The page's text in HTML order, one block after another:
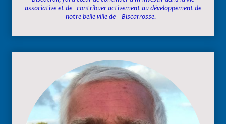
associative et de contribuer activement au développement de
notre belle ville de Biscarrosse.